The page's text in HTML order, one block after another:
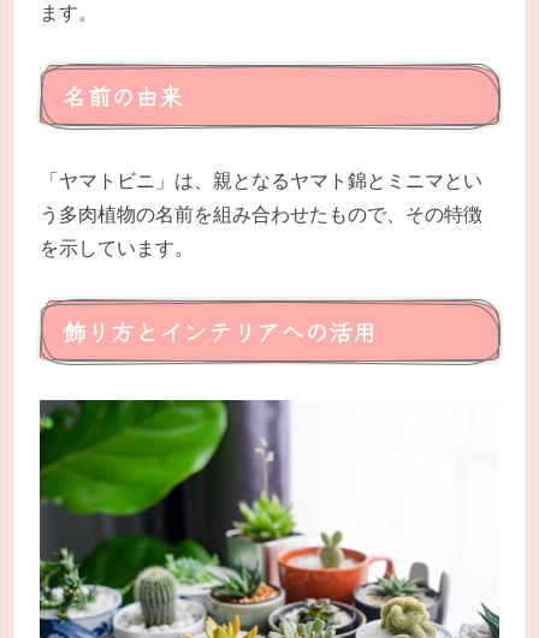
ます。
名前の由来
「ヤマトビニ」は、親となるヤマト錦とミニマとい
う多肉植物の名前を組み合わせたもので、その特徴
を示しています。
飾り方とインテリアへの活用